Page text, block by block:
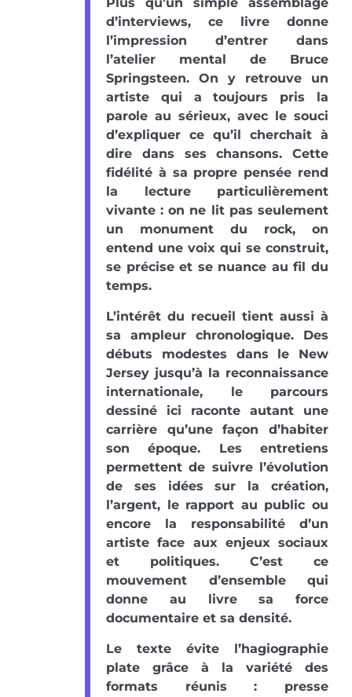
Plus qu’un simple assemblage
d’interviews, ce livre donne
l’impression d’entrer dans
l’atelier mental de Bruce
Springsteen. On y retrouve un
artiste qui a toujours pris la
parole au sérieux, avec le souci
d’expliquer ce qu’il cherchait à
dire dans ses chansons. Cette
fidélité à sa propre pensée rend
la lecture particulièrement
vivante : on ne lit pas seulement
un monument du rock, on
entend une voix qui se construit,
se précise et se nuance au fil du
temps.
L’intérêt du recueil tient aussi à
sa ampleur chronologique. Des
débuts modestes dans le New
Jersey jusqu’à la reconnaissance
internationale, le parcours
dessiné ici raconte autant une
carrière qu’une façon d’habiter
son époque. Les entretiens
permettent de suivre l’évolution
de ses idées sur la création,
l’argent, le rapport au public ou
encore la responsabilité d’un
artiste face aux enjeux sociaux
et politiques. C’est ce
mouvement d’ensemble qui
donne au livre sa force
documentaire et sa densité.
Le texte évite l’hagiographie
plate grâce à la variété des
formats réunis : presse